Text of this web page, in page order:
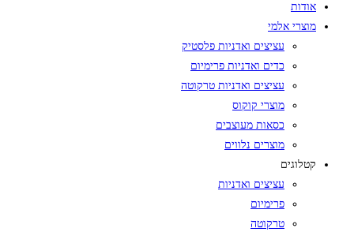
אודות
מוצרי אלמי
עציצים ואדניות פלסטיק
כדים ואדניות פרימיום
עציצים ואדניות טרקוטה
מוצרי קוקוס
כסאות מעוצבים
מוצרים נלווים
קטלוגים
עציצים ואדניות
פרימיום
טרקוטה